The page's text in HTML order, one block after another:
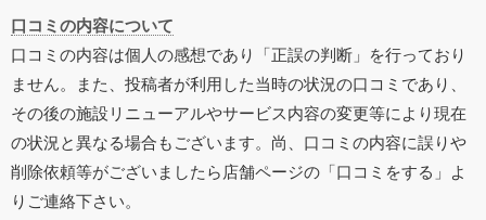
口コミの内容について
口コミの内容は個人の感想であり「正誤の判断」を行っており
ません。また、投稿者が利用した当時の状況の口コミであり、
その後の施設リニューアルやサービス内容の変更等により現在
の状況と異なる場合もございます。尚、口コミの内容に誤りや
削除依頼等がございましたら店舗ページの「口コミをする」よ
りご連絡下さい。